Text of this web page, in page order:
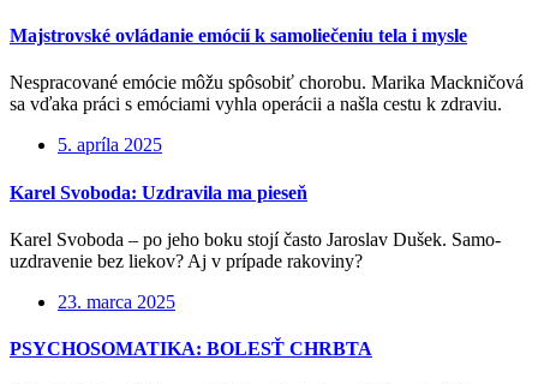
Majstrovské ovládanie emócií k samoliečeniu tela i mysle
Nespracované emócie môžu spôsobiť chorobu. Marika Mackničová
sa vďaka práci s emóciami vyhla operácii a našla cestu k zdraviu.
5. apríla 2025
Karel Svoboda: Uzdravila ma pieseň
Karel Svoboda – po jeho boku stojí často Jaroslav Dušek. Samo-
uzdravenie bez liekov? Aj v prípade rakoviny?
23. marca 2025
PSYCHOSOMATIKA: BOLESŤ CHRBTA